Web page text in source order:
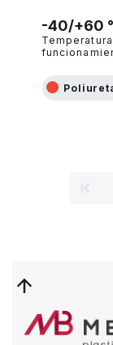
-40/+60